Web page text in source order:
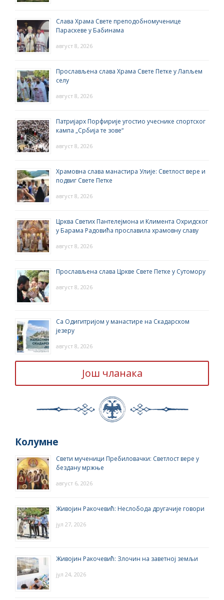
Слава Храма Свете преподобномученице
Параскеве у Бабинама
август 8, 2026
Прослављена слава Храма Свете Петке у Лапљем
селу
август 8, 2026
Патријарх Порфирије угостио учеснике спортског
кампа „Србија те зове“
август 8, 2026
Храмовна слава манастира Улије: Светлост вере и
подвиг Свете Петке
август 8, 2026
Црква Светих Пантелејмона и Климента Охридског
у Барама Радовића прославила храмовну славу
август 8, 2026
Прослављена слава Цркве Свете Петке у Сутомору
август 8, 2026
Са Одигитријом у манастире на Скадарском
језеру
август 8, 2026
Још чланака
Колумне
Свети мученици Пребиловачки: Светлост вере у
бездану мржње
август 6, 2026
Живојин Ракочевић: Неслобода другачије говори
јул 27, 2026
Живојин Ракочевић: Злочин на заветној земљи
јул 24, 2026